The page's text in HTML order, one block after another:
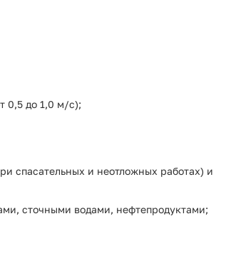
0,5 до 1,0 м/с);
спасательных и неотложных работах) и
сточными водами, нефтепродуктами;